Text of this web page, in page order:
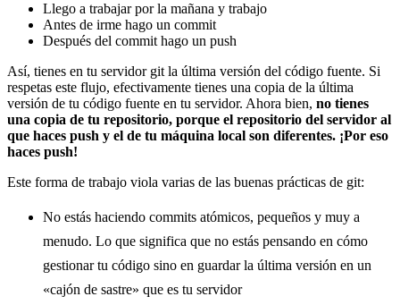
Llego a trabajar por la mañana y trabajo
Antes de irme hago un commit
Después del commit hago un push
Así, tienes en tu servidor git la última versión del código fuente. Si
respetas este flujo, efectivamente tienes una copia de la última
versión de tu código fuente en tu servidor. Ahora bien, no tienes
una copia de tu repositorio, porque el repositorio del servidor al
que haces push y el de tu máquina local son diferentes. ¡Por eso
haces push!
Este forma de trabajo viola varias de las buenas prácticas de git:
No estás haciendo commits atómicos, pequeños y muy a
menudo. Lo que significa que no estás pensando en cómo
gestionar tu código sino en guardar la última versión en un
«cajón de sastre» que es tu servidor